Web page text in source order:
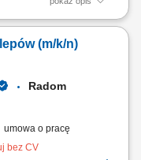
związanych z
elementów
Obsługa maszyn do
(m/k/n)
Radom
umowa o pracę
bez CV